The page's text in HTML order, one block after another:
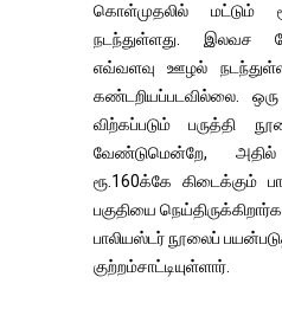
கொள்முதலில் மட்டும்
நடந்துள்ளது. இலவச
எவ்வளவு ஊழல்
கண்டறியப்படவில்லை.
விற்கப்படும் பருத்தி
வேண்டுமென்றே,
ரூ.160க்கே கிடைக்கும்
பகுதியை
பாலியஸ்டர் நூலைப்
குற்றம்சாட்டியுள்ளார்.